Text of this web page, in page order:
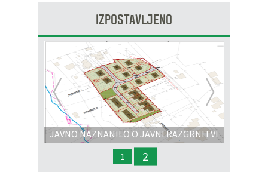
IZPOSTAVLJENO
JAVNO NAZNANILO O JAVNI RAZGRNITVI
IN JAVNI OBRAVNAVI - OPPN na območju
OP8/009 – stanovanjsko območje Dobrava 3
Prejšnja
1 2